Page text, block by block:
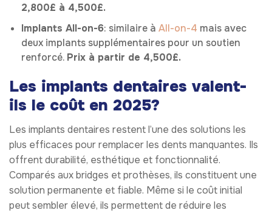
2,800£ à 4,500£.
Implants All-on-6: similaire à All-on-4 mais avec
deux implants supplémentaires pour un soutien
renforcé. Prix à partir de 4,500£.
Les implants dentaires valent-
ils le coût en 2025?
Les implants dentaires restent l’une des solutions les
plus efficaces pour remplacer les dents manquantes. Ils
offrent durabilité, esthétique et fonctionnalité.
Comparés aux bridges et prothèses, ils constituent une
solution permanente et fiable. Même si le coût initial
peut sembler élevé, ils permettent de réduire les